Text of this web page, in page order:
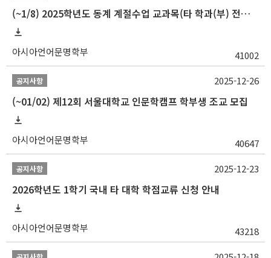
(~1/8) 2025학년도 동계 계절수업 교과목(타 학과(부) 전공 및 교양) 성적평가방법 선택제 신청 안내
아시아언어문명학부 41002
공지사항
(~01/02) 제12회 서울대학교 인문학캠프 학부생 조교 모집
아시아언어문명학부 40647
2025-12-26
공지사항
2026학년도 1학기 국내 타 대학 학점교류 신청 안내
아시아언어문명학부 43218
2025-12-23